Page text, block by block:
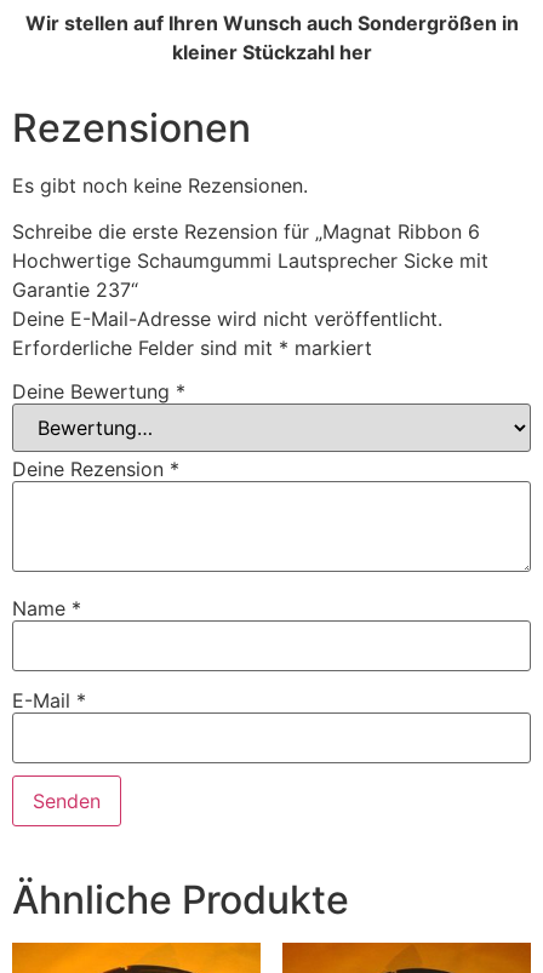
Wir stellen auf Ihren Wunsch auch Sondergrößen in
kleiner Stückzahl her
Rezensionen
Es gibt noch keine Rezensionen.
Schreibe die erste Rezension für „Magnat Ribbon 6
Hochwertige Schaumgummi Lautsprecher Sicke mit
Garantie 237“
Deine E-Mail-Adresse wird nicht veröffentlicht.
Erforderliche Felder sind mit * markiert
Deine Bewertung *
Deine Rezension *
Name *
E-Mail *
Ähnliche Produkte